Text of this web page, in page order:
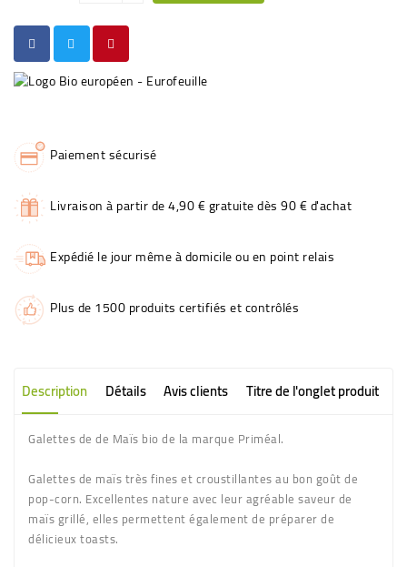
Paiement sécurisé
Livraison à partir de 4,90 € gratuite dès 90 € d'achat
Expédié le jour même à domicile ou en point relais
Plus de 1500 produits certifiés et contrôlés
Description Détails Avis clients Titre de l'onglet produit
Galettes de de Maïs bio de la marque Priméal.
Galettes de maïs très fines et croustillantes au bon goût de
pop-corn. Excellentes nature avec leur agréable saveur de
maïs grillé, elles permettent également de préparer de
délicieux toasts.